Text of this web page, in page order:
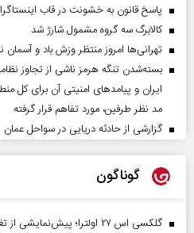
پاسخ قانون به خشونت در قاب
کالابرگ سه گروه مشمول شارژ شد
تهرانی‌ها امروز منتظر وزش باد و آسمان
بسته‌شدن تنگه هرمز ناشی از تجاوز
ایران و پیامد‌های امنیتی آن برای کل
مد نظر طرفین، مورد تفاهم قرار گرفته
گزارشی از حادثه دریایی در سواحل عمان
گوناگون
گلکسی اس ۲۷ اولترا؛